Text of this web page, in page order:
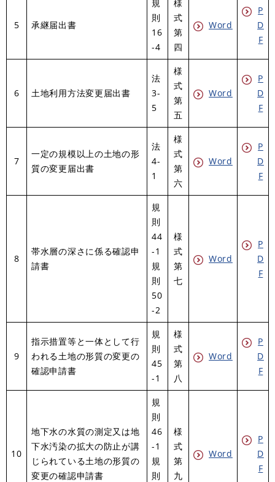
5 承継届出書
規
則
16
-4
様
式
第
四
Word
P
D
F
6 土地利用方法変更届出書
法
3-
5
様
式
第
五
Word
P
D
F
7
一定の規模以上の土地の形
質の変更届出書
法
4-
1
様
式
第
六
Word
P
D
F
8
帯水層の深さに係る確認申
請書
規
則
44
-1
規
則
50
-2
様
式
第
七
Word
P
D
F
9
指示措置等と一体として行
われる土地の形質の変更の
確認申請書
規
則
45
-1
様
式
第
八
Word
P
D
F
10
地下水の水質の測定又は地
下水汚染の拡大の防止が講
じられている土地の形質の
変更の確認申請書
規
則
46
-1
規
則
様
式
第
九
Word
P
D
F